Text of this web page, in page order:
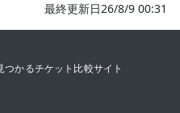
最終更新日26/8/9 00:31
つかるチケット比較サイト